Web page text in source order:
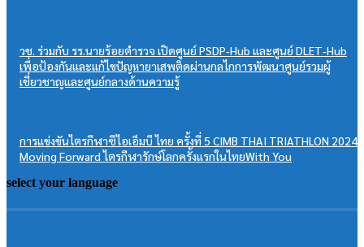
วช. ร่วมกับ รร.นายร้อยตำรวจ เปิดศูนย์ PSDP-Hub และศูนย์ DLET-Hub
เพื่อป้องกันและแก้ไขปัญหายาเสพติดผ่านกลไกการพัฒนาศูนย์รวมผู้
เชี่ยวชาญและศูนย์กลางด้านความรู้
การแข่งขันไตรกีฬาซีไอเอ็มบี ไทย ครั้งที่ 5 CIMB THAI TRIATHLON 2024:
Moving Forward ไตรกีฬารักษ์โลกครั้งแรกในไทยWith You
select your language